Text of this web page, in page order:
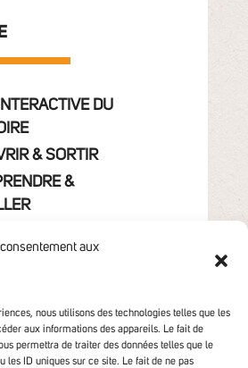
aux
nous utilisons des technologies telles que les
aux informations des appareils. Le fait de
permettra de traiter des données telles que le
les ID uniques sur ce site. Le fait de ne pas
DU
& SORTIR
&